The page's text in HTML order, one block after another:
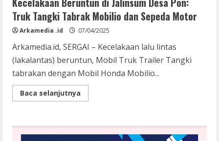
Truk Tangki Tabrak Mobilio dan Sepeda Motor
Arkamedia .id 07/04/2025
Arkamedia.id, SERGAI – Kecelakaan lalu lintas
(lakalantas) beruntun, Mobil Truk Trailer Tangki
tabrakan dengan Mobil Honda Mobilio...
Baca selanjutnya
more
di
Jalinsum